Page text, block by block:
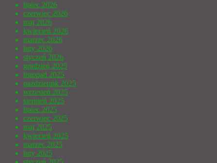
lipiec 2026
czerwiec 2026
maj 2026
kwiecień 2026
marzec 2026
luty 2026
styczeń 2026
grudzień 2025
listopad 2025
październik 2025
wrzesień 2025
sierpień 2025
lipiec 2025
czerwiec 2025
maj 2025
kwiecień 2025
marzec 2025
luty 2025